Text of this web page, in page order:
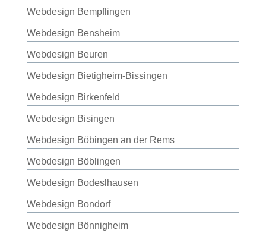
Webdesign Bempflingen
Webdesign Bensheim
Webdesign Beuren
Webdesign Bietigheim-Bissingen
Webdesign Birkenfeld
Webdesign Bisingen
Webdesign Böbingen an der Rems
Webdesign Böblingen
Webdesign Bodeslhausen
Webdesign Bondorf
Webdesign Bönnigheim